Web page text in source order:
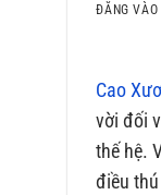
ĐĂNG VÀO
Cao
vời đối
thế hệ.
điều